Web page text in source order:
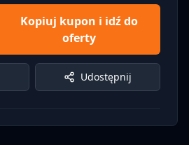
Kopiuj kupon i idź do
oferty
Udostępnij